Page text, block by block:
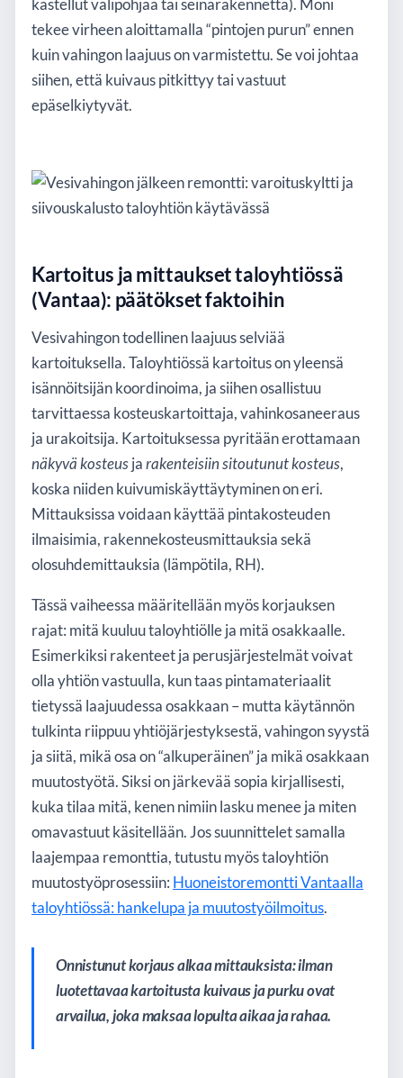
kastellut välipohjaa tai seinärakennetta). Moni
tekee virheen aloittamalla “pintojen purun” ennen
kuin vahingon laajuus on varmistettu. Se voi johtaa
siihen, että kuivaus pitkittyy tai vastuut
epäselkiytyvät.
Kartoitus ja mittaukset taloyhtiössä
(Vantaa): päätökset faktoihin
Vesivahingon todellinen laajuus selviää
kartoituksella. Taloyhtiössä kartoitus on yleensä
isännöitsijän koordinoima, ja siihen osallistuu
tarvittaessa kosteuskartoittaja, vahinkosaneeraus
ja urakoitsija. Kartoituksessa pyritään erottamaan
näkyvä kosteus ja rakenteisiin sitoutunut kosteus,
koska niiden kuivumiskäyttäytyminen on eri.
Mittauksissa voidaan käyttää pintakosteuden
ilmaisimia, rakennekosteusmittauksia sekä
olosuhdemittauksia (lämpötila, RH).
Tässä vaiheessa määritellään myös korjauksen
rajat: mitä kuuluu taloyhtiölle ja mitä osakkaalle.
Esimerkiksi rakenteet ja perusjärjestelmät voivat
olla yhtiön vastuulla, kun taas pintamateriaalit
tietyssä laajuudessa osakkaan – mutta käytännön
tulkinta riippuu yhtiöjärjestyksestä, vahingon syystä
ja siitä, mikä osa on “alkuperäinen” ja mikä osakkaan
muutostyötä. Siksi on järkevää sopia kirjallisesti,
kuka tilaa mitä, kenen nimiin lasku menee ja miten
omavastuut käsitellään. Jos suunnittelet samalla
laajempaa remonttia, tutustu myös taloyhtiön
muutostyöprosessiin: Huoneistoremontti Vantaalla
taloyhtiössä: hankelupa ja muutostyöilmoitus.
Onnistunut korjaus alkaa mittauksista: ilman
luotettavaa kartoitusta kuivaus ja purku ovat
arvailua, joka maksaa lopulta aikaa ja rahaa.